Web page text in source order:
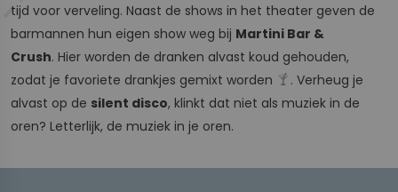
tijd voor verveling. Naast de shows in het theater geven de
barmannen hun eigen show weg bij Martini Bar &
Crush. Hier worden de dranken alvast koud gehouden,
zodat je favoriete drankjes gemixt worden
. Verheug je
alvast op de silent disco, klinkt dat niet als muziek in de
oren? Letterlijk, de muziek in je oren.